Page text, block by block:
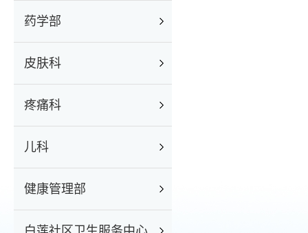
药学部
皮肤科
疼痛科
儿科
健康管理部